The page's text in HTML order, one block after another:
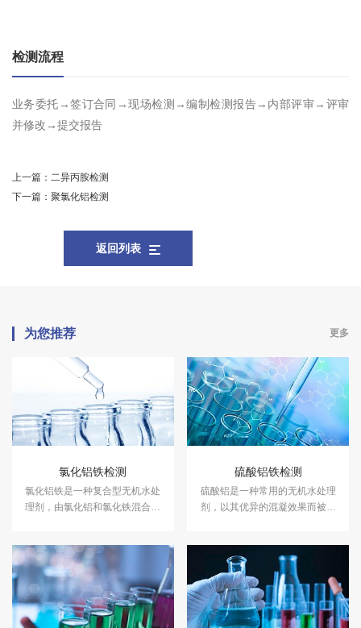
检测流程
业务委托→签订合同→现场检测→编制检测报告→内部评审→评审
并修改→提交报告
上一篇： 二异丙胺检测
下一篇： 聚氯化铝检测
返回列表
为您推荐 更多
氯化铝铁检测
氯化铝铁是一种复合型无机水处
理剂，由氯化铝和氯化铁混合而
测服务。
硫酸铝铁检测
硫酸铝是一种常用的无机水处理
剂，以其优异的混凝效果而被广